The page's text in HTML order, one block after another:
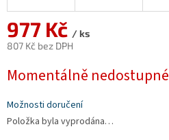
977 Kč / ks
807 Kč bez DPH
cena:
Momentálně nedostupné
Možnosti doručení
Položka byla vyprodána…